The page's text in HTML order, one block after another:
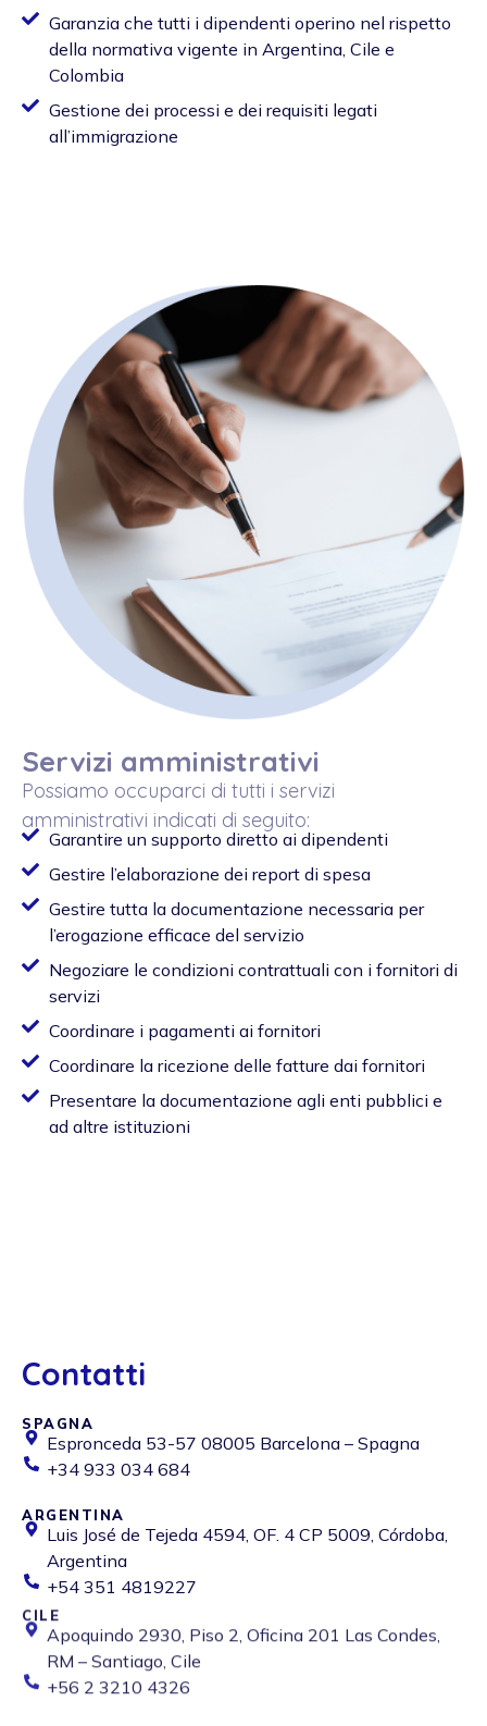
Garanzia che tutti i dipendenti operino nel rispetto
della normativa vigente in Argentina, Cile e
Colombia
Gestione dei processi e dei requisiti legati
all’immigrazione
Servizi amministrativi
Possiamo occuparci di tutti i servizi
amministrativi indicati di seguito:
Garantire un supporto diretto ai dipendenti
Gestire l’elaborazione dei report di spesa
Gestire tutta la documentazione necessaria per
l’erogazione efficace del servizio
Negoziare le condizioni contrattuali con i fornitori di
servizi
Coordinare i pagamenti ai fornitori
Coordinare la ricezione delle fatture dai fornitori
Presentare la documentazione agli enti pubblici e
ad altre istituzioni
Contatti
SPAGNA
Espronceda 53-57 08005 Barcelona – Spagna
+34 933 034 684
ARGENTINA
Luis José de Tejeda 4594, OF. 4 CP 5009, Córdoba,
Argentina
+54 351 4819227
CILE
Apoquindo 2930, Piso 2, Oficina 201 Las Condes,
RM – Santiago, Cile
+56 2 3210 4326